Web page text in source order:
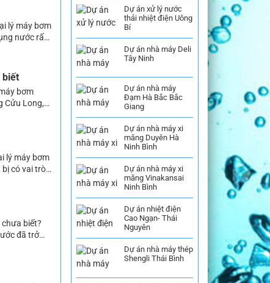
lý máy bơm
nước rất
hàng
biết
bơm
Cửu Long,
ngày,
lý máy bơm
có vai trò
cho sinh
biết?
đã trở
cho các gia
Dự án xử lý nước
thải nhiệt điện Uông
Bí
Dự án nhà máy Deli
Tây Ninh
Dự án nhà máy
Đạm Hà Bắc Bắc
Giang
Dự án nhà máy xi
măng Duyên Hà
Ninh Bình
Dự án nhà máy xi
măng Vinakansai
Ninh Bình
Dự án nhiệt điện
Cao Ngạn- Thái
Nguyên
Dự án nhà máy thép
Shengli Thái Bình